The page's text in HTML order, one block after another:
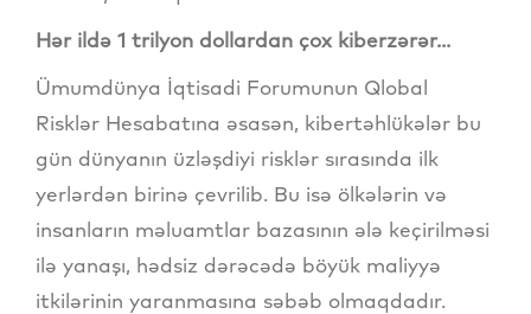
Hər ildə 1 trilyon dollardan çox kiberzərər...
Ümumdünya İqtisadi Forumunun Qlobal
Risklər Hesabatına əsasən, kibertəhlükələr bu
gün dünyanın üzləşdiyi risklər sırasında ilk
yerlərdən birinə çevrilib. Bu isə ölkələrin və
insanların məluamtlar bazasının ələ keçirilməsi
ilə yanaşı, hədsiz dərəcədə böyük maliyyə
itkilərinin yaranmasına səbəb olmaqdadır.